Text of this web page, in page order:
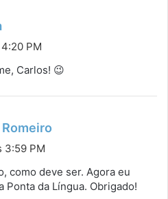
i
e
PM
Carlos! 😉
s
3:59 PM
como deve ser. Agora eu
Ponta da Língua. Obrigado!